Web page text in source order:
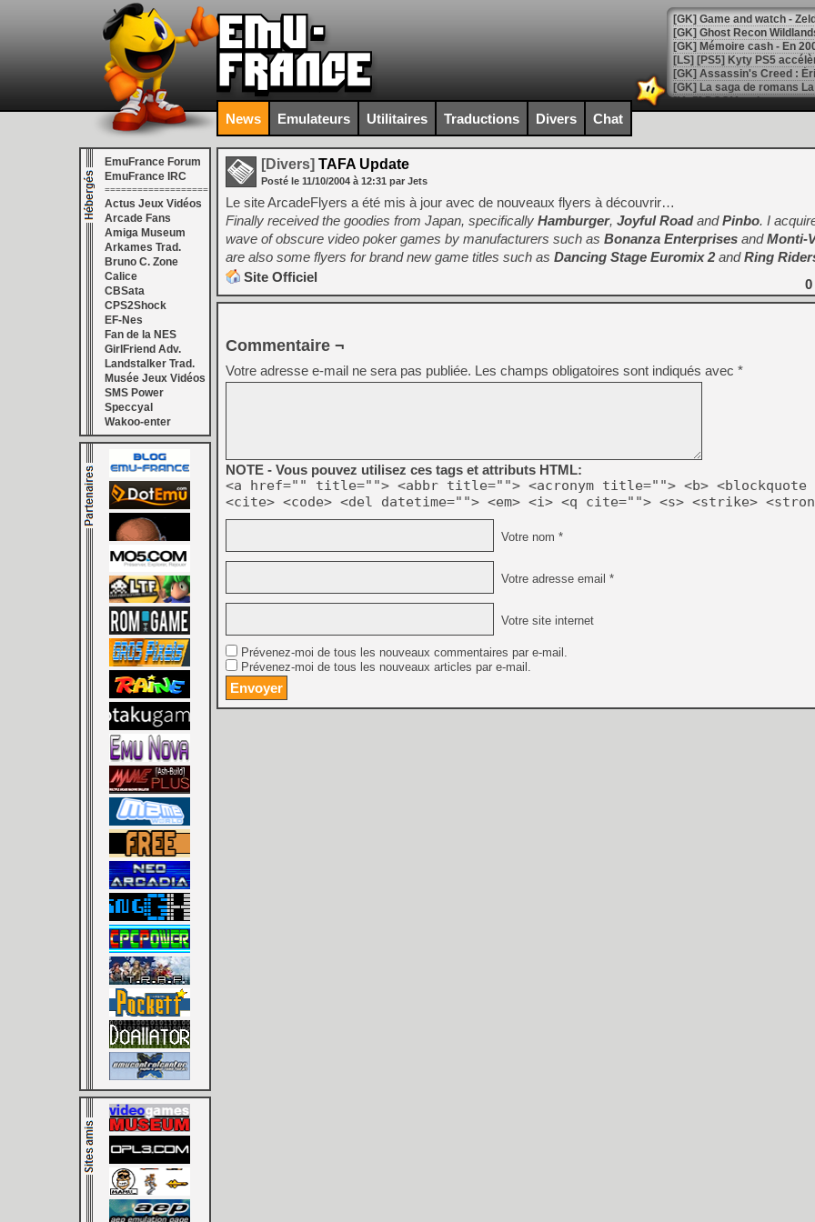
[Mo5] DOOM arrive en
[GK] Bethesda fête les 30
[GK] Roblox : l'action en
[GK] Agenda - GeForce
[LS] [PS5] ps5-y2jb-
[GK] Pourquoi Marvel
[GK] Test : Restory : Chill
[GK] GTA 6 : Rockstar
[GK] Hot Wheels Infinite
[GK] Mémoire cash -
[GK] Résultats Nintendo :
[GK] Déjà des
[Mo5] Brickboy cherche à
[GK] Minecraft et ses «
[GK] Beast of
[GK] Ubisoft : fin de partie
[GK] Mémoire cash -
[GK] Dan Houser (GTA)
[GK] Comment EA Sports
[GK] Crimson Moon : un
[GK] Isle of Reveries : le
[GK] Moonlighter 2 : The
[GK] Capcom relance
[Mo5] Deux inédits du
[GK] Le beat'em up The
[GK] Endless Legend 2 :
[LS] [PS5] Premiers
News Emulateurs Utilitaires Traductions Divers Chat
EmuFrance Forum
EmuFrance IRC
===================
Actus Jeux Vidéos
Arcade Fans
Amiga Museum
Arkames Trad.
Bruno C. Zone
Calice
CBSata
CPS2Shock
EF-Nes
Fan de la NES
GirlFriend Adv.
Landstalker Trad.
Musée Jeux Vidéos
SMS Power
Speccyal
Wakoo-enter
[Divers] TAFA Update
Posté le 11/10/2004 à 12:31 par Jets
Le site ArcadeFlyers a été mis à jour avec de nouveaux flyers à découvrir…
Finally received the goodies from Japan, specifically Hamburger, Joyful RoadandPinbo. I
wave of obscure video poker games by manufacturers such as Bonanza Enterprises andMonti-
are also some flyers for brand new game titles such as Dancing Stage Euromix 2andRing
Site Officiel
0
Commentaire ¬
Votre adresse e-mail ne sera pas publiée. Les champs obligatoires sont indiqués avec *
NOTE - Vous pouvez utilisez ces tags et attributs HTML:
<a href="" title=""> <abbr title=""> <acronym title=""> <b> <blockquote
<cite> <code> <del datetime=""> <em> <i> <q cite=""> <s> <strike>
Votre nom *
Votre adresse email *
Votre site internet
Prévenez-moi de tous les nouveaux commentaires par e-mail.
Prévenez-moi de tous les nouveaux articles par e-mail.